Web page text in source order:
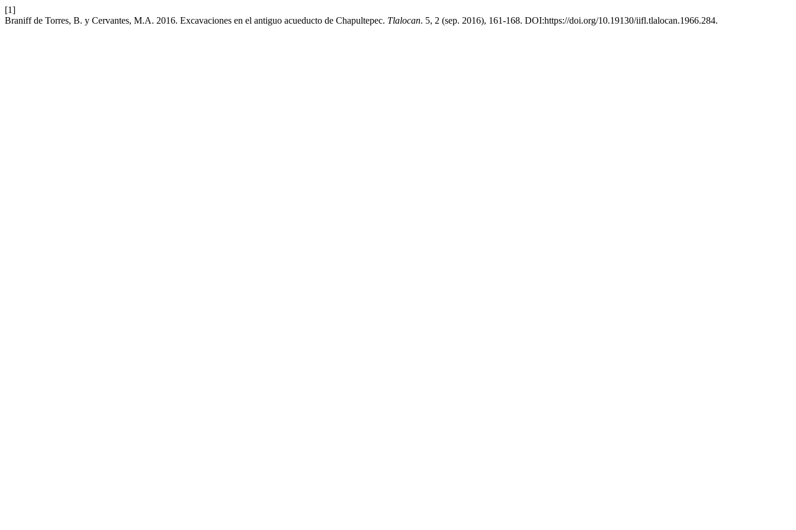
[1]
Braniff de Torres, B. y Cervantes, M.A. 2016. Excavaciones en el antiguo acueducto de Chapultepec. Tlalocan. 5, 2 (sep. 2016), 161-168. DOI:https://doi.org/10.19130/iifl.tlalocan.1966.284.